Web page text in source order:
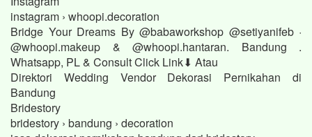
instagram › whoopi.decoration
Bridge Your Dreams By @babaworkshop @setiyanifeb ·
@whoopi.makeup & @whoopi.hantaran. Bandung .
Whatsapp, PL & Consult Click Link⬇ Atau
Direktori Wedding Vendor Dekorasi Pernikahan di
Bandung
Bridestory
bridestory › bandung › decoration